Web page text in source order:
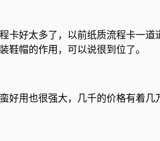
卡好太多了，以前纸质流程卡一
鞋帽的作用，可以说很到位了。
好用也很强大，几千的价格有着